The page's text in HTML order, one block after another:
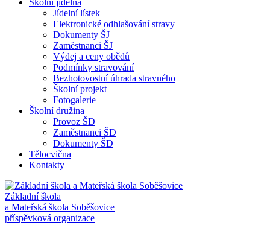
Školní jídelna
Jídelní lístek
Elektronické odhlašování stravy
Dokumenty ŠJ
Zaměstnanci ŠJ
Výdej a ceny obědů
Podmínky stravování
Bezhotovostní úhrada stravného
Školní projekt
Fotogalerie
Školní družina
Provoz ŠD
Zaměstnanci ŠD
Dokumenty ŠD
Tělocvična
Kontakty
Základní škola
a Mateřská škola Soběšovice
příspěvková organizace